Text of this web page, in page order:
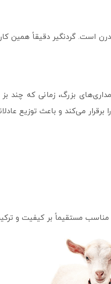
است. گردنگیر دقیقاً همین
بزرگ، زمانی که چند
برقرار می‌کند و باعث توزیع
مناسب مستقیماً بر کیفیت و